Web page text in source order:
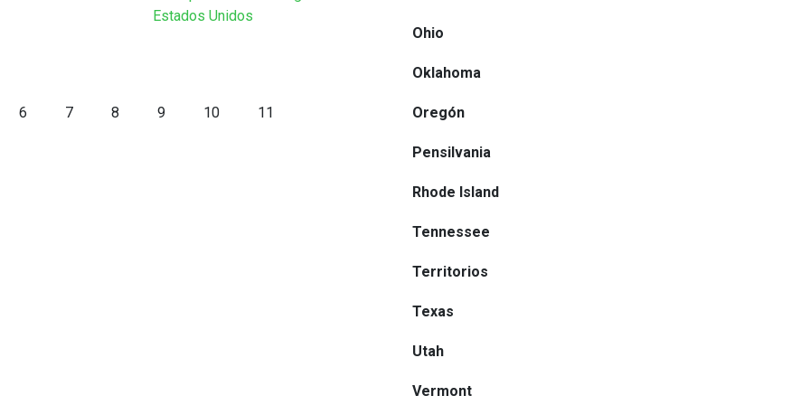
Estados Unidos
6 7 8 9 10 11
Ohio
Oklahoma
Oregón
Pensilvania
Rhode Island
Tennessee
Territorios
Texas
Utah
Vermont